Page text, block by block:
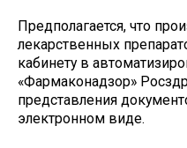
Предполагается, что
лекарственных
кабинету в
«Фармаконадзор»
представления
электронном виде.